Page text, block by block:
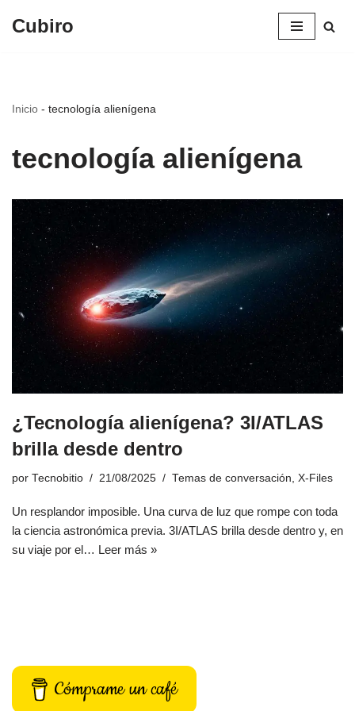
Cubiro
Inicio - tecnología alienígena
tecnología alienígena
¿Tecnología alienígena? 3I/ATLAS
brilla desde dentro
por Tecnobitio 21/08/2025 Temas de conversación, X-Files
Un resplandor imposible. Una curva de luz que rompe con toda
la ciencia astronómica previa. 3I/ATLAS brilla desde dentro y, en
su viaje por el… Leer más »
Cómprame un café